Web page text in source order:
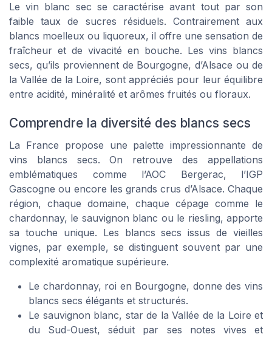
Le vin blanc sec se caractérise avant tout par son
faible taux de sucres résiduels. Contrairement aux
blancs moelleux ou liquoreux, il offre une sensation de
fraîcheur et de vivacité en bouche. Les vins blancs
secs, qu’ils proviennent de Bourgogne, d’Alsace ou de
la Vallée de la Loire, sont appréciés pour leur équilibre
entre acidité, minéralité et arômes fruités ou floraux.
Comprendre la diversité des blancs secs
La France propose une palette impressionnante de
vins blancs secs. On retrouve des appellations
emblématiques comme l’AOC Bergerac, l’IGP
Gascogne ou encore les grands crus d’Alsace. Chaque
région, chaque domaine, chaque cépage comme le
chardonnay, le sauvignon blanc ou le riesling, apporte
sa touche unique. Les blancs secs issus de vieilles
vignes, par exemple, se distinguent souvent par une
complexité aromatique supérieure.
Le chardonnay, roi en Bourgogne, donne des vins
blancs secs élégants et structurés.
Le sauvignon blanc, star de la Vallée de la Loire et
du Sud-Ouest, séduit par ses notes vives et